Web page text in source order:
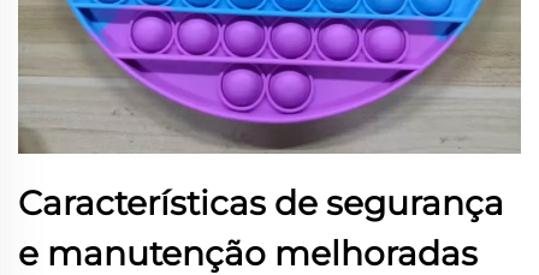
Características de segurança
e manutenção melhoradas